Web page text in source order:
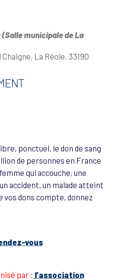
municipale de La
La Réole, 33190
ponctuel, le don de sang
de personnes en France
qui accouche, une
accident, un malade atteint
vos dons compte, donnez
vous
par : l’association